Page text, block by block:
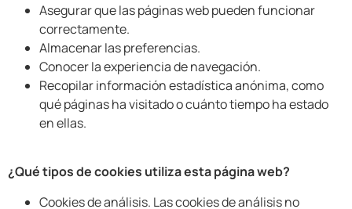
Asegurar que las páginas web pueden funcionar
correctamente.
Almacenar las preferencias.
Conocer la experiencia de navegación.
Recopilar información estadística anónima, como
qué páginas ha visitado o cuánto tiempo ha estado
en ellas.
¿Qué tipos de cookies utiliza esta página web?
Cookies de análisis. Las cookies de análisis no